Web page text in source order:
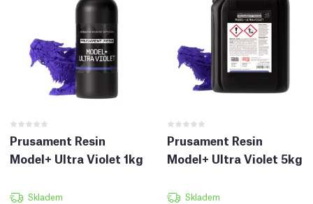
Prusament Resin
Model+ Ultra Violet 1kg
Skladem
Prusament Resin
Model+ Ultra Violet 5kg
Skladem